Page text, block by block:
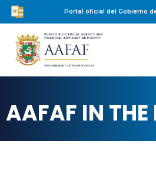
Portal oficial del Gobierno
AAFAF IN THE